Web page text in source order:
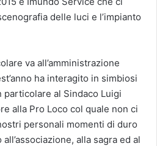
delle luci e l’impianto
va all’amministrazione
ha interagito in simbiosi
particolare al Sindaco Luigi
alla Pro Loco col quale non ci
personali momenti di duro
alla sagra ed al